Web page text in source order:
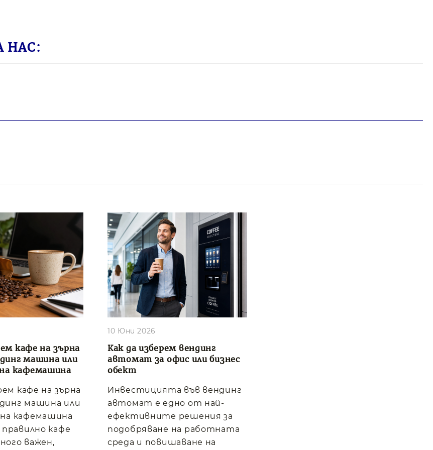
НАС:
кафе на зърна
машина или
кафемашина
кафе на зърна
машина или
кафемашина
кафе
важен,
Как да изберем вендинг
автомат за офис или бизнес
обект
10 Юни 2026
Инвестицията във вендинг
автомат е едно от най-
ефективните решения за
подобряване на работната
среда и повишаване на